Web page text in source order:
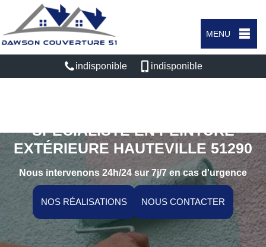
MENU
indisponible indisponible
SPÉCIALISTE EN PEINTURE
EXTÉRIEURE HAUTEVILLE 51290
Nous intervenons 24h/24 sur 7j/7 en cas d'urgence
NOS RÉALISATIONS NOUS CONTACTER